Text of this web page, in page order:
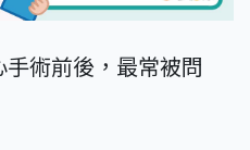
術前後，最常被問